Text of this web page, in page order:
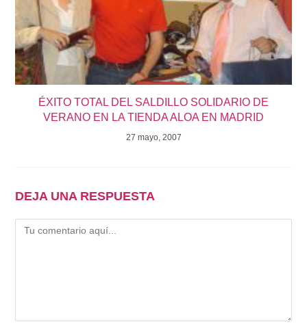
ÉXITO TOTAL DEL SALDILLO SOLIDARIO DE
VERANO EN LA TIENDA ALOA EN MADRID
27 mayo, 2007
DEJA UNA RESPUESTA